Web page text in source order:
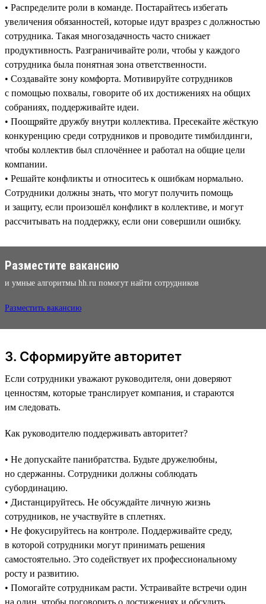
• Распределите роли в команде. Постарайтесь избегать
увеличения обязанностей, которые идут вразрез с должностью
сотрудника. Такая многозадачность часто снижает
продуктивность. Разграничивайте роли, чтобы у каждого
сотрудника была понятная зона ответственности.
• Создавайте зону комфорта. Мотивируйте сотрудников
с помощью похвалы, говорите об их достижениях на общих
собраниях, поддерживайте идеи.
• Поощряйте дружбу внутри коллектива. Пресекайте жёсткую
конкуренцию среди сотрудников и проводите тимбилдинги,
чтобы коллектив был сплочённее и работал на общие цели
компании.
• Решайте конфликты и относитесь к ошибкам нормально.
Сотрудники должны знать, что могут получить помощь
и защиту, если произошёл конфликт в коллективе, и могут
рассчитывать на поддержку, если они совершили ошибку.
Разместите вакансию
и умные алгоритмы hh.ru помогут найти сотрудников
Разместить вакансию
3. Сформируйте авторитет
Если сотрудники уважают руководителя, они доверяют
ценностям, которые транслирует компания, и стараются
им следовать.
Как руководителю поддерживать авторитет?
• Не допускайте панибратства. Будьте дружелюбны,
но сдержанны. Сотрудники должны соблюдать
субординацию.
• Дистанцируйтесь. Не обсуждайте личную жизнь
сотрудников, не участвуйте в сплетнях.
• Не фокусируйтесь на контроле. Поддерживайте среду,
в которой сотрудники могут принимать решения
самостоятельно. Это содействует их профессиональному
росту и развитию.
• Помогайте сотрудникам расти. Устраивайте встречи один
на один, чтобы поговорить о достижениях и обсудить